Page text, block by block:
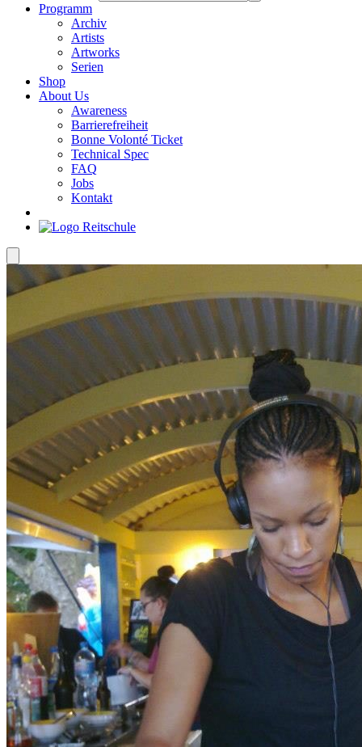
Programm
Archiv
Artists
Artworks
Serien
Shop
About Us
Awareness
Barrierefreiheit
Bonne Volonté Ticket
Technical Spec
FAQ
Jobs
Kontakt